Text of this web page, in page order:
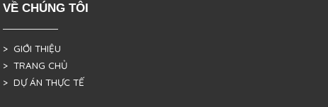
VỀ CHÚNG TÔI
> GIỚI THIỆU
> TRANG CHỦ
> DỰ ÁN THỰC TẾ